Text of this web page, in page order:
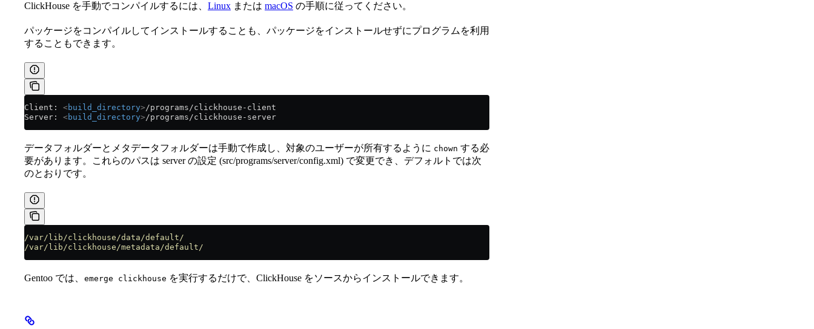
ClickHouse を手動でコンパイルするには、 Linux または macOS の手順に従ってください。
パッケージをコンパイルしてインストールすることも、パッケージをインストールせずにプログラムを利用
することもできます。
Client: <build_directory> /programs/clickhouse-client
Server: <build_directory> /programs/clickhouse-server
データフォルダーとメタデータフォルダーは手動で作成し、対象のユーザーが所有するように chown する必
要があります。これらのパスは server の設定 (src/programs/server/config.xml) で変更でき、デフォルトでは次
のとおりです。
/var/lib/clickhouse/data/default/
/var/lib/clickhouse/metadata/default/
Gentoo では、 emerge clickhouse を実行するだけで、ClickHouse をソースからインストールできます。